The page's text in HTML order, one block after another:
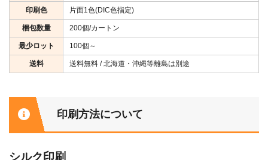
印刷色 片面1色(DIC色指定)
梱包数量 200個/カートン
最少ロット 100個～
送料 送料無料 / 北海道・沖縄等離島は別途
印刷方法について
シルク印刷